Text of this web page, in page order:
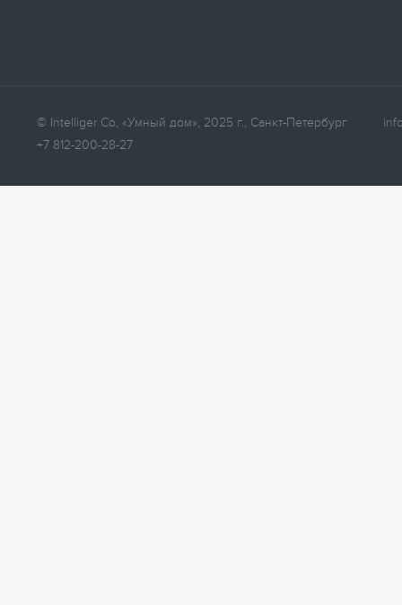
© Intelliger Co, «Умный дом», 2025 г., Санкт-Петербург
+7 812-200-28-27